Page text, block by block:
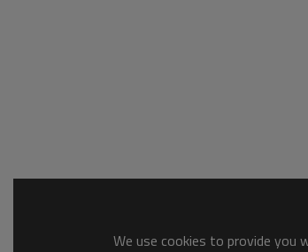
We use cookies to provide you